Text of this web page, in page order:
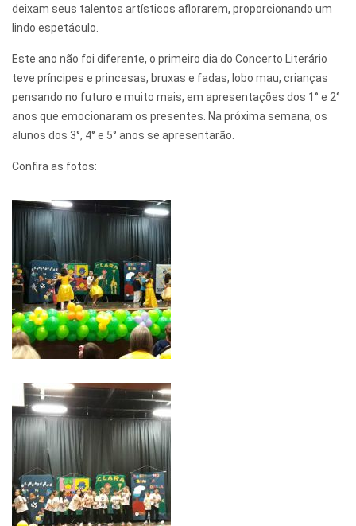
deixam seus talentos artísticos aflorarem, proporcionando um
lindo espetáculo.
Este ano não foi diferente, o primeiro dia do Concerto Literário
teve príncipes e princesas, bruxas e fadas, lobo mau, crianças
pensando no futuro e muito mais, em apresentações dos 1° e 2°
anos que emocionaram os presentes. Na próxima semana, os
alunos dos 3°, 4° e 5° anos se apresentarão.
Confira as fotos: